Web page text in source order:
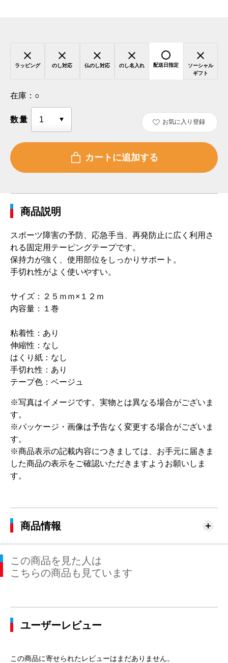
ラッピング のし対応 仏のし対応 のし名入れ 配送日指定
ソーシャル
ギフト
在庫： ○
数量 お気に入り登録
商品説明
スポーツ障害の予防、応急手当、再発防止に広く利用さ
れる固定用テーピングテープです。
保持力が強く、使用部位をしっかりサポート。
手切れ性がよく使いやすい。
サイズ：２５ｍｍ×１２ｍ
内容量：１巻
粘着性：あり
伸縮性：なし
はくり紙：なし
手切れ性：あり
テープ色：ベージュ
※写真はイメージです。実物とは異なる場合がございま
す。
※パッケージ・画像は予告なく変更する場合がございま
す。
※商品表示の記載内容につきましては、お手元に届きま
した商品の表示をご確認いただきますようお願いしま
す。
商品情報
この商品を見た人は
こちらの商品も見ています
ユーザーレビュー
この商品に寄せられたレビューはまだありません。